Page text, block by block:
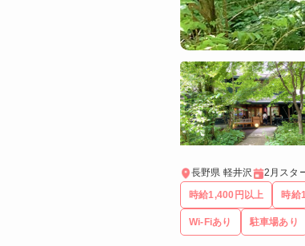
長野県 軽井沢 2月スタ
時給1,400円以上 時給
Wi-Fiあり 駐車場あり